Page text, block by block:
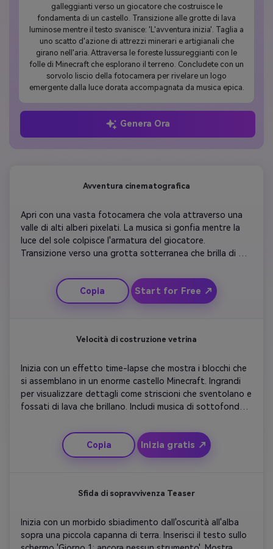
galleggianti verso un giocatore che costruisce le
fondamenta di un castello. Transizione alle grotte di lava
luminose mentre il testo svanisce: 'L'avventura inizia'. Taglia a
uno scatto d'azione di attrezzi minerari e artigianali che
girano nell'aria. Attraversa le foreste lussureggianti con le
folle di Minecraft che esplorano il terreno. Concludete con un
sorvolo liscio della fotocamera per rivelare un logo
emergente dalla luce dorata accompagnata da musica epica.
Genera Ora
Avventura cinematografica
Apri con una vasta fotocamera che vola attraverso una
valle di alti alberi pixelati. La musica si gonfia mentre la
luce del sole colpisce l'armatura del giocatore.
Transizione verso una grotta sotterranea che brilla di
in grassetto carattere in stile Minecraft. Rimuovi in rapidi
flashes di scene minerarie, artigianali e di battaglia prima
di rivelare il logo del creatore in foschia e particelle di
Copia Start for Free ↗
Velocità di costruzione vetrina
Inizia con un effetto time-lapse che mostra i blocchi che
si assemblano in un enorme castello Minecraft. Ingrandi
per visualizzare dettagli come striscioni che sventolano e
fossati di lava che brillano. Includi musica di sottofondo
posizionamento. Evidenziare il logo del canale che
emerge dalla struttura finita. Concludete con un audio
ottimista e una richiesta all'azione affinché gli spettatori
Copia Inizia gratis ↗
Sfida di sopravvivenza Teaser
Inizia con un morbido sbiadimento dall'oscurità all'alba
sopra una piccola capanna di terra. Inserisci il testo sullo